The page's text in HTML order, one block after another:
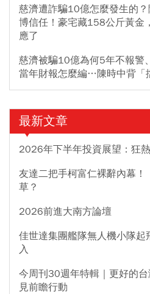
慈濟遭詐騙10億怎麼發生的
博信任！豪宅藏158公斤黃金
應了
慈濟被騙10億為何5年不報警
當年財報怎麼編…陳時中背「
最新文章
2026年下半年投資展望：狂
友達二把手柯富仁裸辭內幕！
草？
2026前進大南方論壇
佳世達集團艦隊無人機小隊起
入
今周刊30週年特輯｜更好的
見前瞻行動